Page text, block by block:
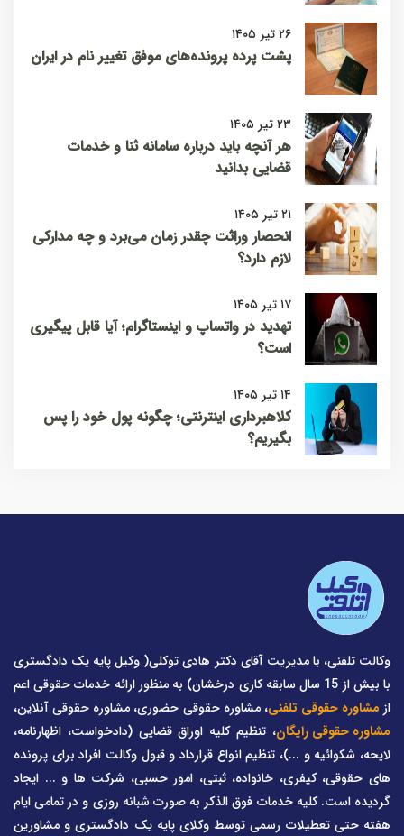
۲۶ تیر ۱۴۰۵
پشت پرده پرونده‌های موفق تغییر نام در ایران
۲۳ تیر ۱۴۰۵
هر آنچه باید درباره سامانه ثنا و خدمات
قضایی بدانید
۲۱ تیر ۱۴۰۵
انحصار وراثت چقدر زمان می‌برد و چه مدارکی
لازم دارد؟
۱۷ تیر ۱۴۰۵
تهدید در واتساپ و اینستاگرام؛ آیا قابل پیگیری
است؟
۱۴ تیر ۱۴۰۵
کلاهبرداری اینترنتی؛ چگونه پول خود را پس
بگیریم؟
وکالت تلفنی، با مدیریت آقای دکتر هادی توکلی( وکیل پایه یک دادگستری
با بیش از 15 سال سابقه کاری درخشان) به منظور ارائه خدمات حقوقی اعم
از مشاوره حقوقی تلفنی، مشاوره حقوقی حضوری، مشاوره حقوقی آنلاین،
مشاوره حقوقی رایگان، تنظیم کلیه اوراق قضایی (دادخواست، اظهارنامه،
لایحه، شکوائیه و ...)، تنظیم انواع قرارداد و قبول وکالت افراد برای پرونده
های حقوقی، کیفری، خانواده، ثبتی، امور حسبی، شرکت ها و ... ایجاد
گردیده است. کلیه خدمات فوق الذکر به صورت شبانه روزی و در تمامی ایام
هفته حتی تعطیلات رسمی توسط وکلای پایه یک دادگستری و مشاورین